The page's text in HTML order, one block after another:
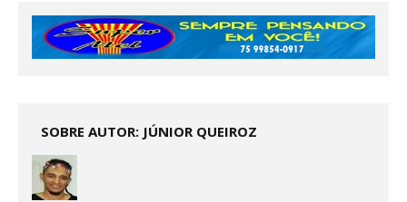
SOBRE AUTOR: JÚNIOR QUEIROZ